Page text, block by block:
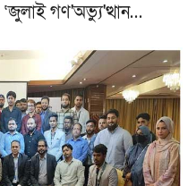
গণ'অভ্যু'ত্থান…